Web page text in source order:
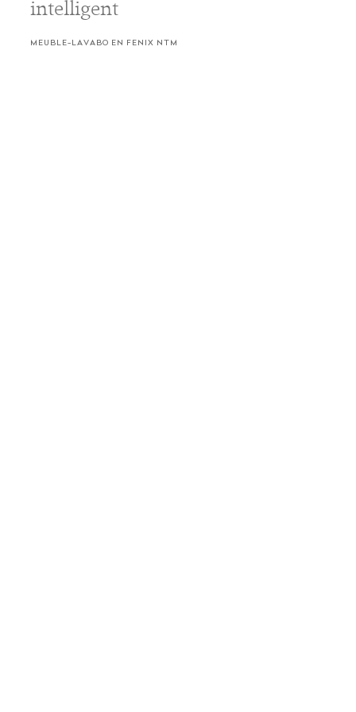
intelligent
MEUBLE-LAVABO EN FENIX NTM